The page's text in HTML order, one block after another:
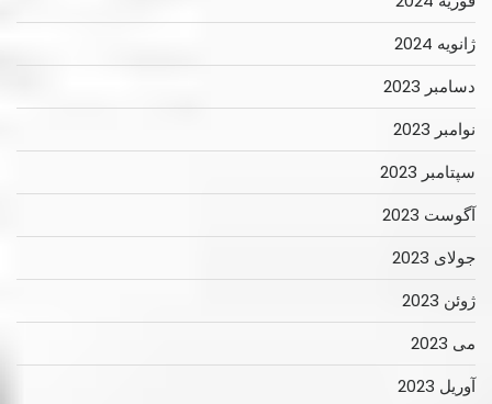
ژانویه 2024
دسامبر 2023
نوامبر 2023
سپتامبر 2023
آگوست 2023
جولای 2023
ژوئن 2023
می 2023
آوریل 2023